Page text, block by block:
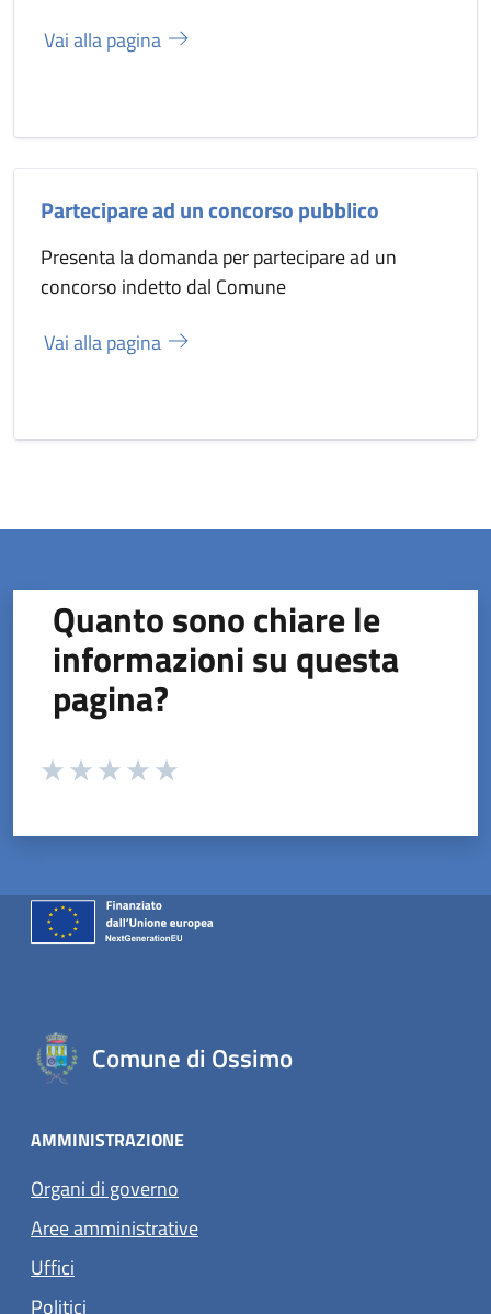
Vai alla pagina
Partecipare ad un concorso pubblico
Presenta la domanda per partecipare ad un
concorso indetto dal Comune
Vai alla pagina
Quanto sono chiare le
informazioni su questa
pagina?
Valuta da 1 a 5 stelle la pagina
Comune di Ossimo
AMMINISTRAZIONE
Organi di governo
Aree amministrative
Uffici
Politici